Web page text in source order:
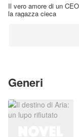
Il vero amore di un
la ragazza cieca
Generi